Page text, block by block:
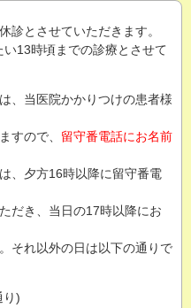
診とさせていただきます。
13時頃までの診療とさせて
、当医院かかりつけの患者様
すので、 留守番電話にお名前
、夕方16時以降に留守番電
だき、当日の17時以降にお
それ以外の日は以下の通りで
)